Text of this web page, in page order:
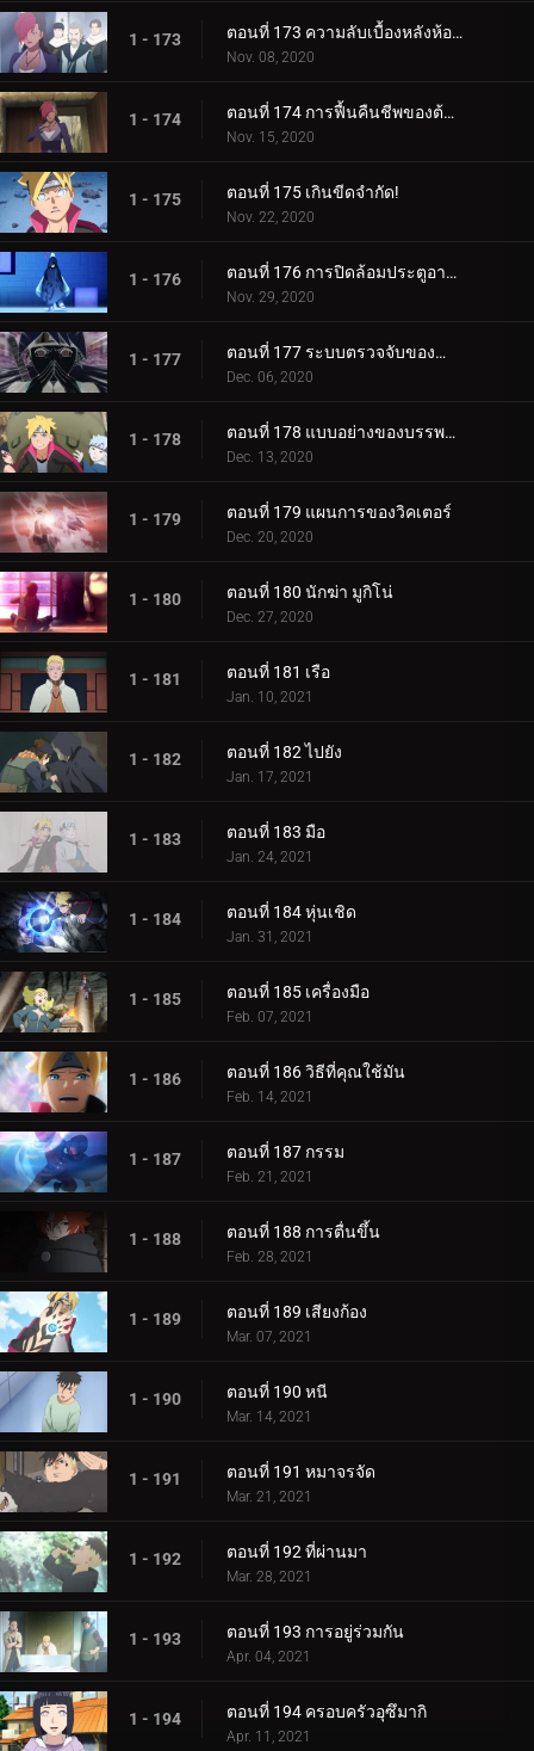
1 - 173 ตอนที่ 173 ความลับเบื้องหลังห้องใต้ดิน
Nov. 08, 2020
1 - 174 ตอนที่ 174 การฟื้นคืนชีพของต้นไม้ศักดิ์สิทธิ์
Nov. 15, 2020
1 - 175 ตอนที่ 175 เกินขีดจำกัด!
Nov. 22, 2020
1 - 176 ตอนที่ 176 การปิดล้อมประตูอาอุน!
Nov. 29, 2020
1 - 177 ตอนที่ 177 ระบบตรวจจับของกำแพงเหล็ก
Dec. 06, 2020
1 - 178 ตอนที่ 178 แบบอย่างของบรรพบุรุษของเรา
Dec. 13, 2020
1 - 179 ตอนที่ 179 แผนการของวิคเตอร์
Dec. 20, 2020
1 - 180 ตอนที่ 180 นักฆ่า มูกิโน่
Dec. 27, 2020
1 - 181 ตอนที่ 181 เรือ
Jan. 10, 2021
1 - 182 ตอนที่ 182 ไปยัง
Jan. 17, 2021
1 - 183 ตอนที่ 183 มือ
Jan. 24, 2021
1 - 184 ตอนที่ 184 หุ่นเชิด
Jan. 31, 2021
1 - 185 ตอนที่ 185 เครื่องมือ
Feb. 07, 2021
1 - 186 ตอนที่ 186 วิธีที่คุณใช้มัน
Feb. 14, 2021
1 - 187 ตอนที่ 187 กรรม
Feb. 21, 2021
1 - 188 ตอนที่ 188 การตื่นขึ้น
Feb. 28, 2021
1 - 189 ตอนที่ 189 เสียงก้อง
Mar. 07, 2021
1 - 190 ตอนที่ 190 หนี
Mar. 14, 2021
1 - 191 ตอนที่ 191 หมาจรจัด
Mar. 21, 2021
1 - 192 ตอนที่ 192 ที่ผ่านมา
Mar. 28, 2021
1 - 193 ตอนที่ 193 การอยู่ร่วมกัน
Apr. 04, 2021
1 - 194 ตอนที่ 194 ครอบครัวอุซึมากิ
Apr. 11, 2021